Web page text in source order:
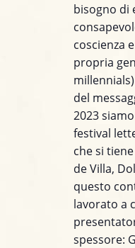
bisogno di
coscienza
propria
del
2023
festival
che si
de Villa,
questo
lavorato a
spessore: